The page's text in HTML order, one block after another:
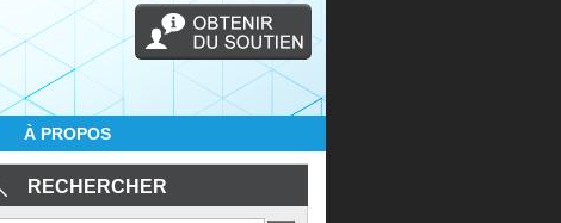
À PROPOS
RECHERCHER